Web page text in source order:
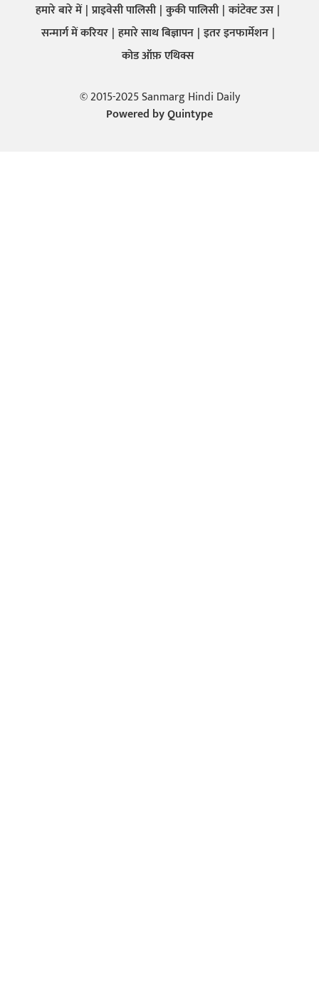
हमारे बारे में प्राइवेसी पालिसी कुकी पालिसी कांटेक्ट उस
सन्मार्ग में करियर हमारे साथ बिज्ञापन इतर इनफार्मेशन
कोड ऑफ़ एथिक्स
© 2015-2025 Sanmarg Hindi Daily
Powered byQuintype